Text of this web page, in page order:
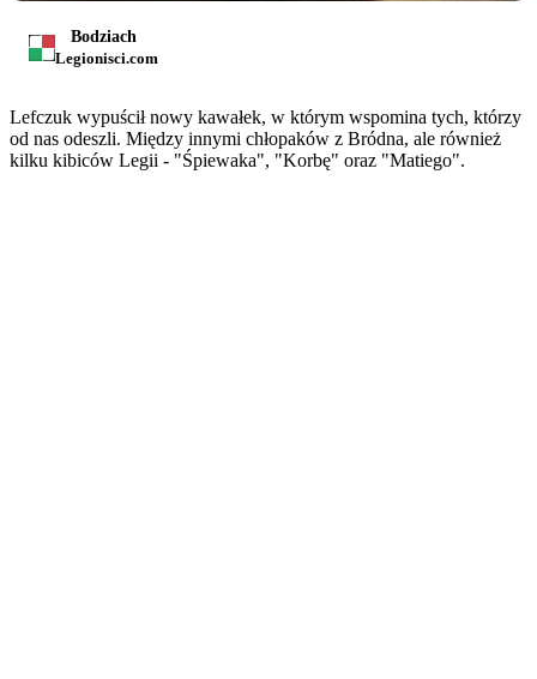
Bodziach
Legionisci.com
Lefczuk wypuścił nowy kawałek, w którym wspomina tych, którzy
od nas odeszli. Między innymi chłopaków z Bródna, ale również
kilku kibiców Legii - "Śpiewaka", "Korbę" oraz "Matiego".